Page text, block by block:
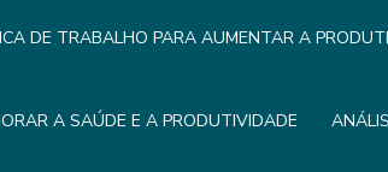
DE TRABALHO PARA AUMENTAR A
A SAÚDE E A PRODUTIVIDADE